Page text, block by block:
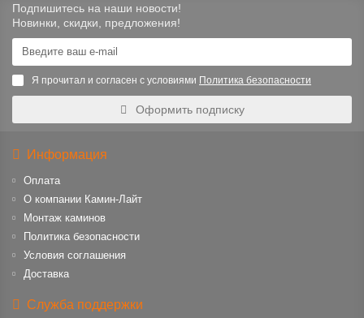
Подпишитесь на наши новости!
Новинки, скидки, предложения!
Я прочитал и согласен с условиями Политика безопасности
Оформить подписку
Информация
Оплата
О компании Камин-Лайт
Монтаж каминов
Политика безопасности
Условия соглашения
Доставка
Служба поддержки